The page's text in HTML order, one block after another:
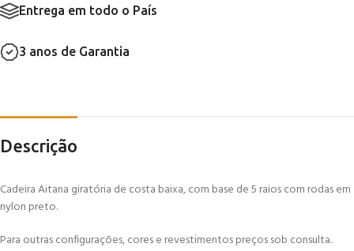
Entrega em todo o País
3 anos de Garantia
Descrição
Cadeira Aitana giratória de costa baixa, com base de 5 raios com rodas em
nylon preto.
Para outras configurações, cores e revestimentos preços sob consulta.